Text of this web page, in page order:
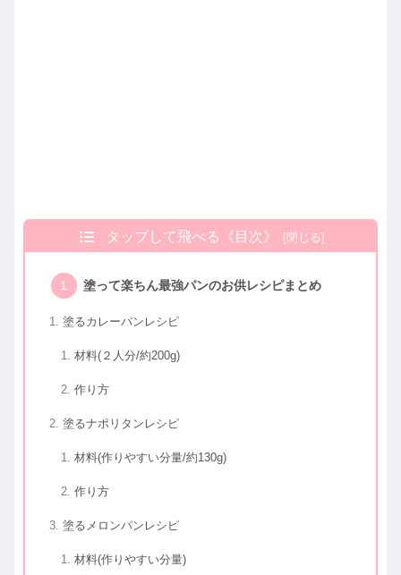
タップして飛べる《目次》
塗って楽ちん最強パンのお供レシピまとめ
塗るカレーパンレシピ
材料(２人分/約200g)
作り方
塗るナポリタンレシピ
材料(作りやすい分量/約130g)
作り方
塗るメロンパンレシピ
材料(作りやすい分量)